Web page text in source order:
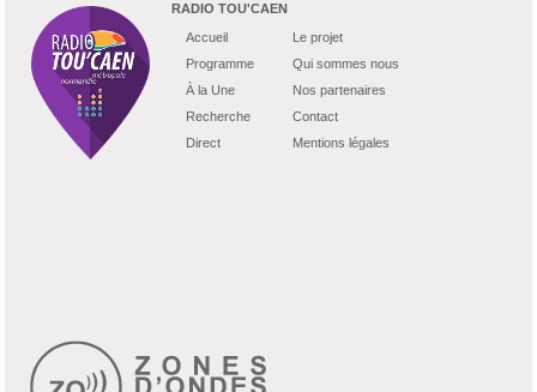
RADIO TOU'CAEN
Accueil
Programme
À la Une
Recherche
Direct
Le projet
Qui sommes nous
Nos partenaires
Contact
Mentions légales